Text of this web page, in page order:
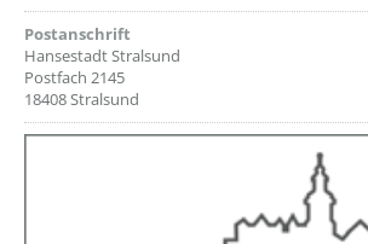
Postanschrift
Hansestadt Stralsund
Postfach 2145
18408 Stralsund